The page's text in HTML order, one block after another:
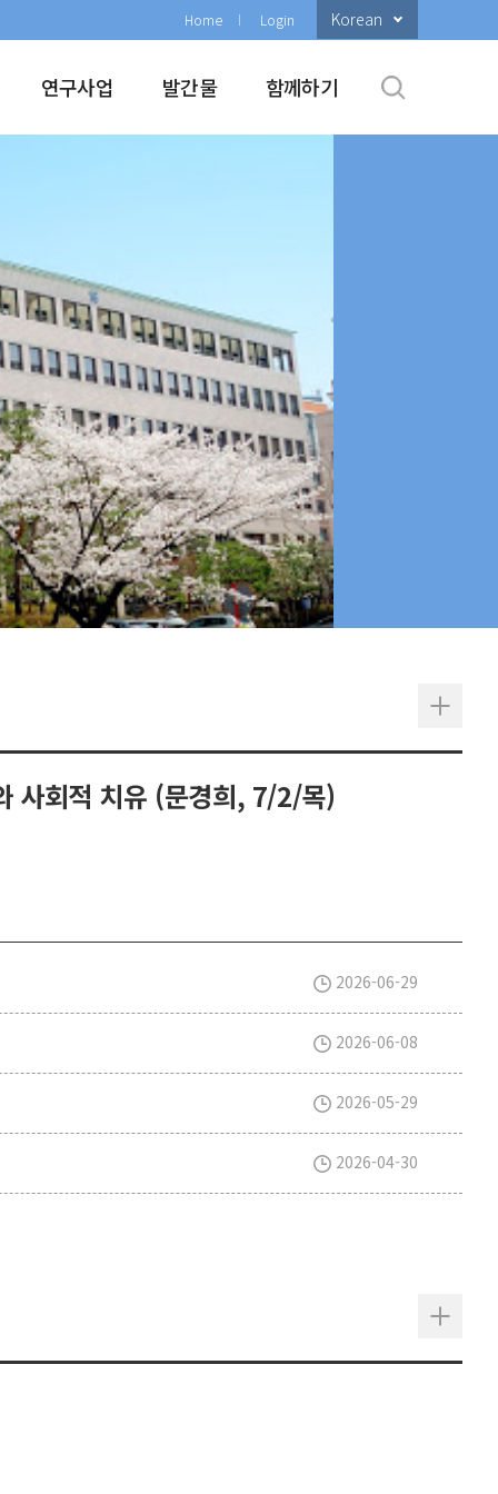
Home Login Korean
연구사업 발간물 함께하기
사회적 치유 (문경희, 7/2/목)
2026-06-29
2026-06-08
2026-05-29
2026-04-30